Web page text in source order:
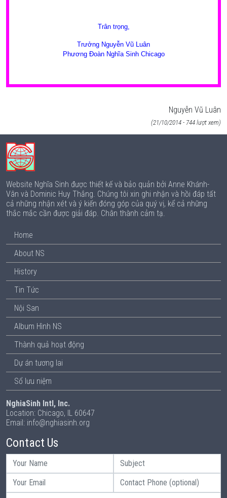
Trân trọng,
Trưởng Nguyễn Vũ Luân
Phương Đoàn Nghĩa Sinh Chicago
Nguyễn Vũ Luân
(21/10/2014 - 744 lượt xem)
Website Nghĩa Sinh được thiết kế và bảo quản bởi Anne Khánh-
Vân và Dominic Huy Thắng. Chúng tôi xin ghi nhận và hồi đáp tất
cả những nhận xét và ý kiến đóng góp của quý vị, kể cả những
thắc mắc cần được giải đáp. Chân thành cảm tạ.
Home
About NS
History
Tin Tức
Nội San
Album Hình NS
Thành quả hoạt động
Dự án tương lai
Sổ lưu niệm
NghiaSinh Intl, Inc.
Location: Chicago, IL 60647
Email: info@nghiasinh.org
Contact Us